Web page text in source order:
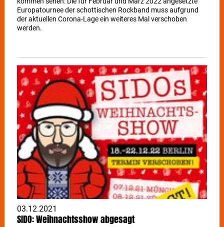
Europatournee der schottischen Rockband muss aufgrund
der aktuellen Corona-Lage ein weiteres Mal verschoben
werden.
03.12.2021
SIDO: Weihnachtsshow abgesagt